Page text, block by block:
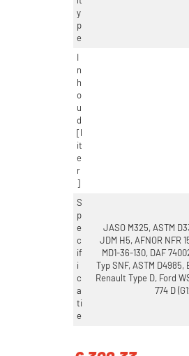
y
p
e
n
h
o
u
d
it
e
r
S
p
e
c
if
i
c
a
ti
e
JASO M325, ASTM
JDM H5, AFNOR NFR
MD1-36-130, DAF
Typ SNF, ASTM
Renault Type D, Ford
774 D